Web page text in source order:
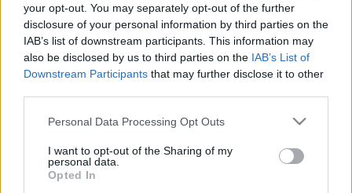
your opt-out. You may separately opt-out of the further
disclosure of your personal information by third parties on the
IAB’s list of downstream participants. This information may
also be disclosed by us to third parties on the IAB’s List of
Downstream Participants that may further disclose it to other
Please note that this website/app uses one or more Google
not limited to your visit or usage behaviour. You may click to
grant or deny consent to Google and its third-party tags to
use your data for below specified purposes in below Google
Personal Data Processing Opt Outs
I want to opt-out of the Sharing of my
personal data.
Opted In
A külföldi férfi szerint a bezárás helyett inkább meg kéne
becsülni ezt a ritka állatfajt. A pénz Szombathely kasszáját
gyarapítja.
A KŐSZEGI JEGYZŐ MÁS LEVELET KÜLDÖTT EL
A HORRORKECSKE ÁLDOZATAINAK, MINT AMIT
2020. szeptember. 29. 16:57
Személyes barátságok nehezítik a sztorit, ahol
aktatologatással próbálják meg jobb belátásra bírni a jószágot.
A KŐSZEGI HORRORKECSKE SZTORIJA LASSAN
A KISVÁROS EGYIK EPIZÓDJA IS LEHETNE